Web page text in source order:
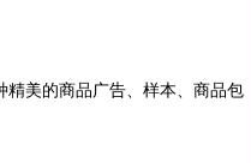
精美的商品广告、样本、商品包